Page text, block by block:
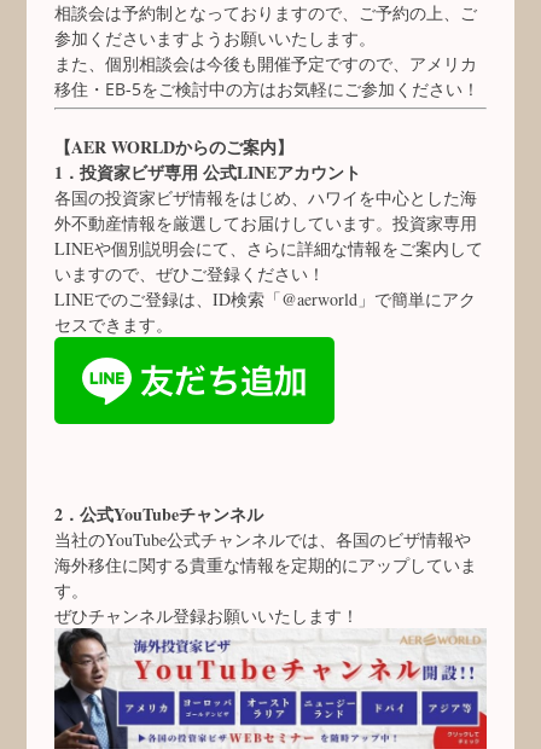
相談会は予約制となっておりますので、ご予約の上、ご
参加くださいますようお願いいたします。
また、個別相談会は今後も開催予定ですので、アメリカ
移住・EB-5をご検討中の方はお気軽にご参加ください！
【AER WORLDからのご案内】
1．投資家ビザ専用 公式LINEアカウント
各国の投資家ビザ情報をはじめ、ハワイを中心とした海
外不動産情報を厳選してお届けしています。投資家専用
LINEや個別説明会にて、さらに詳細な情報をご案内して
いますので、ぜひご登録ください！
LINEでのご登録は、ID検索「@aerworld」で簡単にアク
セスできます。
2．公式YouTubeチャンネル
当社のYouTube公式チャンネルでは、各国のビザ情報や
海外移住に関する貴重な情報を定期的にアップしていま
す。
ぜひチャンネル登録お願いいたします！